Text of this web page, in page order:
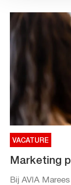
VACATURE
Marketing
Bij AVIA